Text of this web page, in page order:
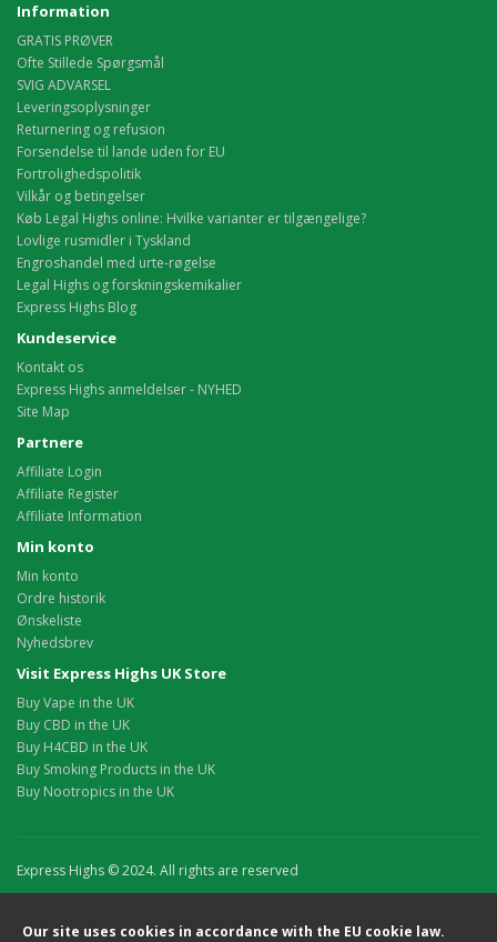
Information
GRATIS PRØVER
Ofte Stillede Spørgsmål
SVIG ADVARSEL
Leveringsoplysninger
Returnering og refusion
Forsendelse til lande uden for EU
Fortrolighedspolitik
Vilkår og betingelser
Køb Legal Highs online: Hvilke varianter er tilgængelige?
Lovlige rusmidler i Tyskland
Engroshandel med urte-røgelse
Legal Highs og forskningskemikalier
Express Highs Blog
Kundeservice
Kontakt os
Express Highs anmeldelser - NYHED
Site Map
Partnere
Affiliate Login
Affiliate Register
Affiliate Information
Min konto
Min konto
Ordre historik
Ønskeliste
Nyhedsbrev
Visit Express Highs UK Store
Buy Vape in the UK
Buy CBD in the UK
Buy H4CBD in the UK
Buy Smoking Products in the UK
Buy Nootropics in the UK
Express Highs © 2024. All rights are reserved
Our site uses cookies in accordance with the EU cookie law.